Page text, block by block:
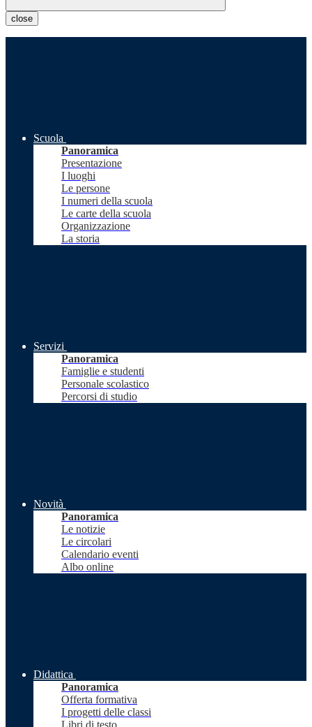
close
Scuola
Panoramica
Presentazione
I luoghi
Le persone
I numeri della scuola
Le carte della scuola
Organizzazione
La storia
Servizi
Panoramica
Famiglie e studenti
Personale scolastico
Percorsi di studio
Novità
Panoramica
Le notizie
Le circolari
Calendario eventi
Albo online
Didattica
Panoramica
Offerta formativa
I progetti delle classi